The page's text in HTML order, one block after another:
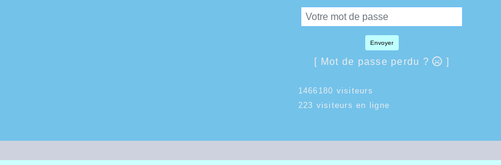
Envoyer
[ Mot de passe perdu ? ]
1466180 visiteurs
223 visiteurs en ligne